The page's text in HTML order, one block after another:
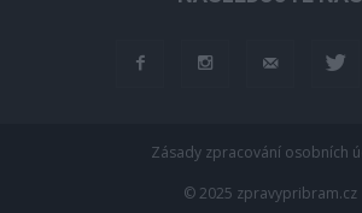
Zásady zpracování osobních
© 2025 zpravypribram.cz